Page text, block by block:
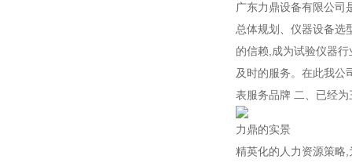
广东力鼎设备有限公司
总体规划、仪器设备选
的信赖,成为试验仪器
及时的服务。在此我公
表服务品牌 二、已经
力鼎的实景
精英化的人力资源策略